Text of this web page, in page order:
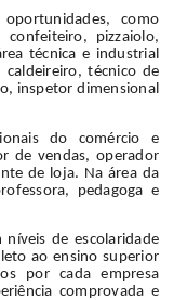
como
pizzaiolo,
técnica e industrial
caldeireiro, técnico de
inspetor dimensional
do comércio e
de vendas, operador
de loja. Na área da
pedagoga e
níveis de escolaridade
ao ensino superior
por cada empresa
comprovada e